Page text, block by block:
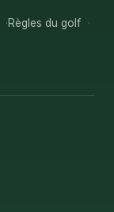
Règles du golf